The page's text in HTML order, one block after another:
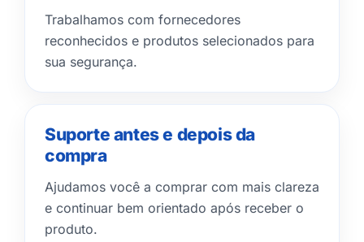
Trabalhamos com fornecedores
reconhecidos e produtos selecionados para
sua segurança.
Suporte antes e depois da
compra
Ajudamos você a comprar com mais clareza
e continuar bem orientado após receber o
produto.